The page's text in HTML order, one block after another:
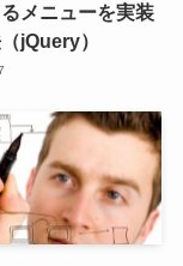
るメニューを実装
jQuery）